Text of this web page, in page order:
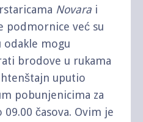
Novara i
podmornice već su
odakle mogu
brodove u rukama
uputio
pobunjenicima za
časova. Ovim je